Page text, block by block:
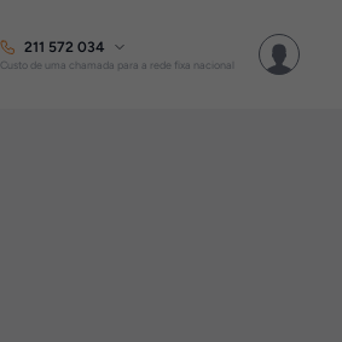
211 572 034
Custo de uma chamada para a rede fixa nacional